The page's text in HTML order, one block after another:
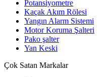
Potansiyometre
Kaçak Akım Rölesi
Yangın Alarm Sistemi
Motor Koruma Şalteri
Pako şalter
Yan Keski
Çok Satan Markalar